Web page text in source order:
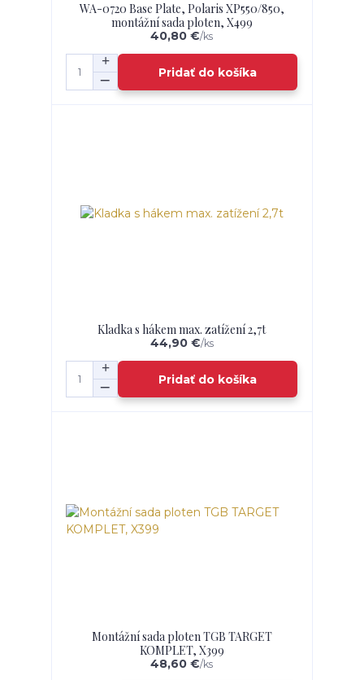
WA-0720 Base Plate, Polaris XP550/850,
montážní sada ploten, X499
40,80 €/ks
Pridať do košíka
Kladka s hákem max. zatížení 2,7t
44,90 €/ks
Pridať do košíka
Montážní sada ploten TGB TARGET
KOMPLET, X399
48,60 €/ks